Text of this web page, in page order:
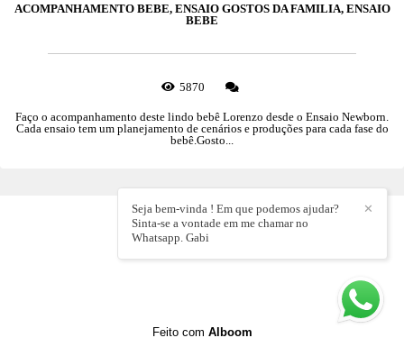
ACOMPANHAMENTO BEBE, ENSAIO GOSTOS DA FAMILIA, ENSAIO
BEBE
5870
Faço o acompanhamento deste lindo bebê Lorenzo desde o Ensaio Newborn.
Cada ensaio tem um planejamento de cenários e produções para cada fase do
bebê.Gosto...
✕
Seja bem-vinda ! Em que podemos ajudar?
Sinta-se a vontade em me chamar no
Whatsapp. Gabi
Feito com Alboom